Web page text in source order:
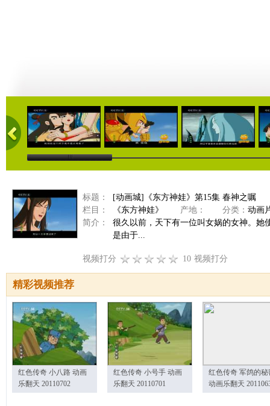
09:21 11:16 10:59
标题：
[动画城]《东方神娃》第15集 春神之嘱
栏目：
《东方神娃》 产地： 分类： 动画
简介：
很久以前，天下有一位叫女娲的女神。她
是由于...
视频打分 10 视频打分
精彩视频推荐
红色传奇 小八路 动画
乐翻天 20110702
红色传奇 小号手 动画
乐翻天 20110701
红色传奇 军鸽的秘
动画乐翻天